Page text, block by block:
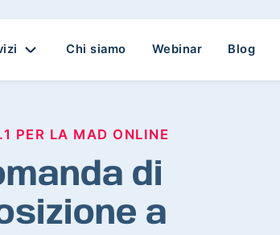
Chi siamo Webinar Blog
PER LA MAD ONLINE
di
a